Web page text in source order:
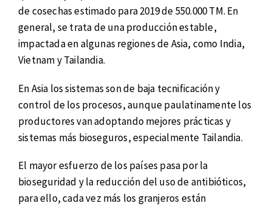
de cosechas estimado para 2019 de 550.000 TM. En
general, se trata de una producción estable,
impactada en algunas regiones de Asia, como India,
Vietnam y Tailandia.
En Asia los sistemas son de baja tecnificación y
control de los procesos, aunque paulatinamente los
productores van adoptando mejores prácticas y
sistemas más bioseguros, especialmente Tailandia.
El mayor esfuerzo de los países pasa por la
bioseguridad y la reducción del uso de antibióticos,
para ello, cada vez más los granjeros están